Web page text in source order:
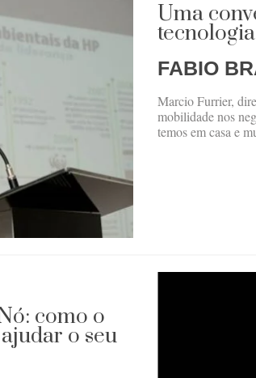
Uma
FABIO
Marcio Furrier,
mobilidade nos
temos em casa e
como o
o seu